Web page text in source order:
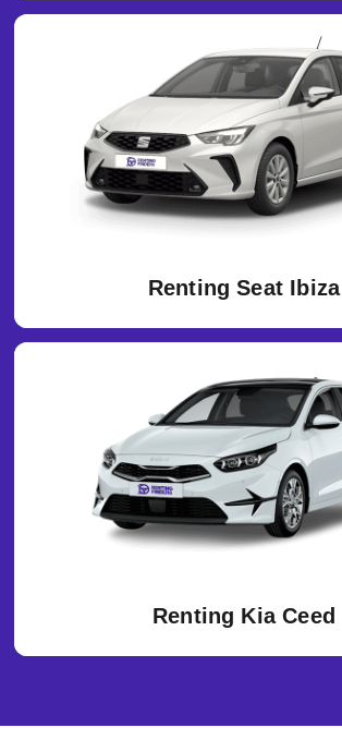
Renting Seat Ibiza
Renting Kia Ceed